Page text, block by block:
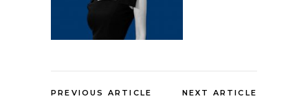
PREVIOUS ARTICLE NEXT ARTICLE